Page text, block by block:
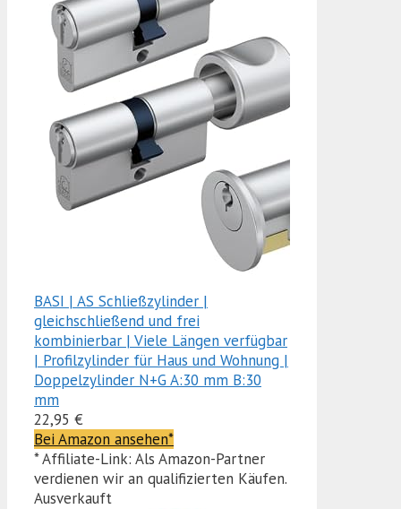
BASI | AS Schließzylinder |
gleichschließend und frei
kombinierbar | Viele Längen verfügbar
| Profilzylinder für Haus und Wohnung |
Doppelzylinder N+G A:30 mm B:30
mm
22,95 €
Bei Amazon ansehen*
* Affiliate-Link: Als Amazon-Partner
verdienen wir an qualifizierten Käufen.
Ausverkauft